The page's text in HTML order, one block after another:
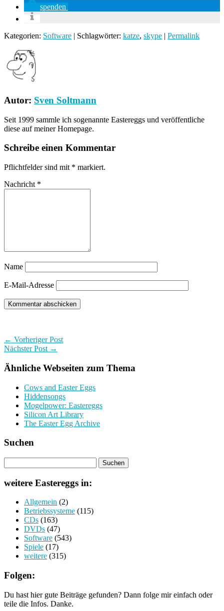
spenden
Kategorien: Software | Schlagwörter: katze, skype | Permalink
Autor: Sven Soltmann
Seit 1999 sammle ich sogenannte Eastereggs und veröffentliche
diese auf meiner Homepage.
Schreibe einen Kommentar
Pflichtfelder sind mit * markiert.
Nachricht *
Name
E-Mail-Adresse
← Vorheriger Post
Nächster Post →
Ähnliche Webseiten zum Thema
Cows and Easter Eggs
Hiddensongs
Mogelpower: Eastereggs
Silicon Art Library
The Easter Egg Archive
Suchen
weitere Eastereggs in:
Allgemein (2)
Betriebssysteme (115)
CDs (163)
DVDs (47)
Software (543)
Spiele (17)
weitere (315)
Folgen:
Du hast hier gute Beiträge gefunden? Dann folge mir einfach oder
teile die Infos. Danke.